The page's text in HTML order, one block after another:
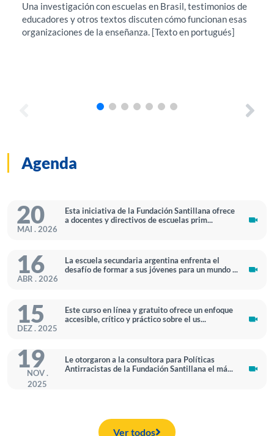
Una investigación con escuelas en Brasil, testimonios de
educadores y otros textos discuten cómo funcionan esas
organizaciones de la enseñanza. [Texto en portugués]
Agenda
20
MAI . 2026
Esta iniciativa de la Fundación Santillana ofrece
a docentes y directivos de escuelas prim...
16
ABR . 2026
La escuela secundaria argentina enfrenta el
desafío de formar a sus jóvenes para un mundo ...
15
DEZ . 2025
Este curso en línea y gratuito ofrece un enfoque
accesible, crítico y práctico sobre el us...
19
NOV .
2025
Le otorgaron a la consultora para Políticas
Antirracistas de la Fundación Santillana el má...
Ver todos